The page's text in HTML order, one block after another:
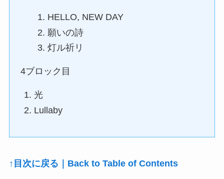
HELLO, NEW DAY
願いの詩
灯ル祈リ
4ブロック目
光
Lullaby
↑目次に戻る｜Back to Table of Contents